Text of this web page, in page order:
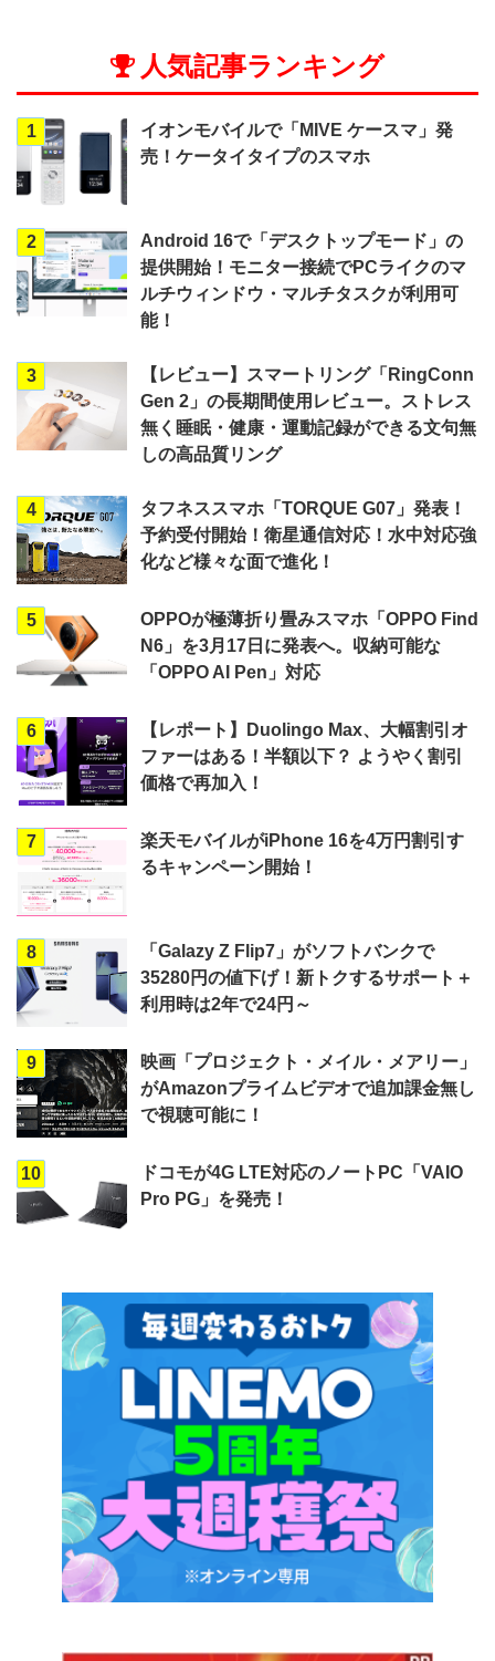
人気記事ランキング
1
イオンモバイルで「MIVE ケースマ」発
売！ケータイタイプのスマホ
2
Android 16で「デスクトップモード」の
提供開始！モニター接続でPCライクのマ
ルチウィンドウ・マルチタスクが利用可
能！
3
【レビュー】スマートリング「RingConn
Gen 2」の長期間使用レビュー。ストレス
無く睡眠・健康・運動記録ができる文句無
しの高品質リング
4
タフネススマホ「TORQUE G07」発表！
予約受付開始！衛星通信対応！水中対応強
化など様々な面で進化！
5
OPPOが極薄折り畳みスマホ「OPPO Find
N6」を3月17日に発表へ。収納可能な
「OPPO AI Pen」対応
6
【レポート】Duolingo Max、大幅割引オ
ファーはある！半額以下？ ようやく割引
価格で再加入！
7
楽天モバイルがiPhone 16を4万円割引す
るキャンペーン開始！
8
「Galazy Z Flip7」がソフトバンクで
35280円の値下げ！新トクするサポート＋
利用時は2年で24円～
9
映画「プロジェクト・メイル・メアリー」
がAmazonプライムビデオで追加課金無し
で視聴可能に！
10
ドコモが4G LTE対応のノートPC「VAIO
Pro PG」を発売！